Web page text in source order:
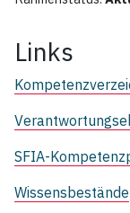
Links
SFIA-
Wissensbestände